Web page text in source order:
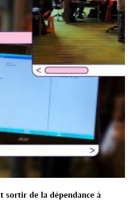
sortir de la dépendance à